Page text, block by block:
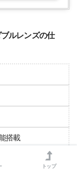
ルレンズの仕
搭載
トップ